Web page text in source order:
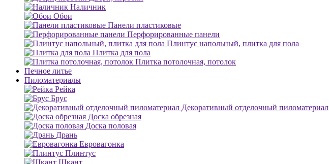
Наличник
Обои
Панели пластиковые
Перфорированные панели
Плинтус напольный, плитка для пола
Плитка для пола
Плитка потолочная, потолок
Печное литье
Пиломатериалы
Рейка
Брус
Декоративный отделочный пиломатериал
Доска обрезная
Доска половая
Дрань
Евровагонка
Плинтус
Шкант